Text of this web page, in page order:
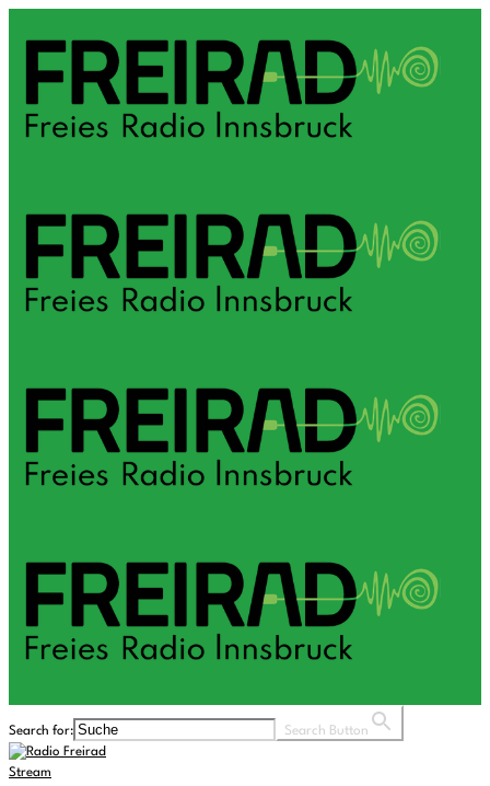
Search for: Search Button
Stream